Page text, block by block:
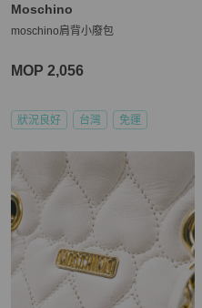
Moschino
moschino肩背小廢包
MOP 2,056
狀況良好 台灣 免運